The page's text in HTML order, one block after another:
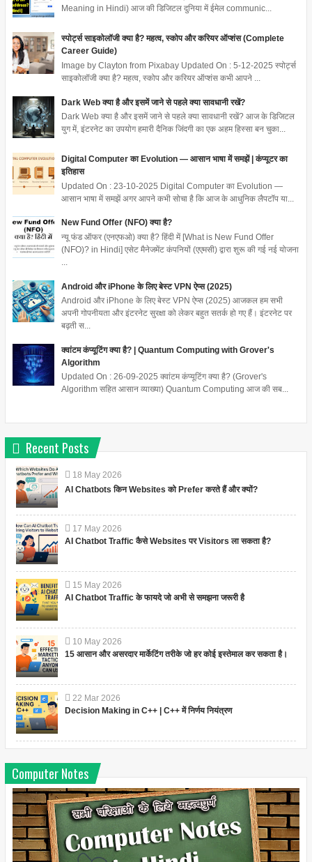
Meaning in Hindi) आज की डिजिटल दुनिया में ईमेल communic...
स्पोर्ट्स साइकोलॉजी क्या है? महत्व, स्कोप और करियर ऑप्शंस (Complete
Career Guide)
Image by Clayton from Pixabay Updated On : 5-12-2025 स्पोर्ट्स
साइकोलॉजी क्या है? महत्व, स्कोप और करियर ऑप्शंस कभी आपने ...
Dark Web क्या है और इसमें जाने से पहले क्या सावधानी रखें?
Dark Web क्या है और इसमें जाने से पहले क्या सावधानी रखें? आज के डिजिटल
युग में, इंटरनेट का उपयोग हमारी दैनिक जिंदगी का एक अहम हिस्सा बन चुका...
Digital Computer का Evolution — आसान भाषा में समझें | कंप्यूटर का
इतिहास
Updated On : 23-10-2025 Digital Computer का Evolution —
आसान भाषा में समझें अगर आपने कभी सोचा है कि आज के आधुनिक लैपटॉप या...
New Fund Offer (NFO) क्या है?
न्यू फंड ऑफर (एनएफओ) क्या है? हिंदी में [What is New Fund Offer
(NFO)? in Hindi] एसेट मैनेजमेंट कंपनियों (एएमसी) द्वारा शुरू की गई नई योजना
...
Android और iPhone के लिए बेस्ट VPN ऐप्स (2025)
Android और iPhone के लिए बेस्ट VPN ऐप्स (2025) आजकल हम सभी
अपनी गोपनीयता और इंटरनेट सुरक्षा को लेकर बहुत सतर्क हो गए हैं। इंटरनेट पर
बढ़ती स...
क्वांटम कंप्यूटिंग क्या है? | Quantum Computing with Grover's
Algorithm
Updated On : 26-09-2025 क्वांटम कंप्यूटिंग क्या है? (Grover's
Algorithm सहित आसान व्याख्या) Quantum Computing आज की सब...
Recent Posts
18 May 2026
AI Chatbots किन Websites को Prefer करते हैं और क्यों?
17 May 2026
AI Chatbot Traffic कैसे Websites पर Visitors ला सकता है?
15 May 2026
AI Chatbot Traffic के फायदे जो अभी से समझना जरूरी है
10 May 2026
15 आसान और असरदार मार्केटिंग तरीके जो हर कोई इस्तेमाल कर सकता है।
22 Mar 2026
Decision Making in C++ | C++ में निर्णय नियंत्रण
Computer Notes